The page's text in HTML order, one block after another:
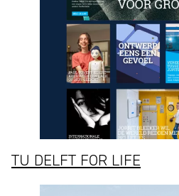
TU DELFT FOR LIFE